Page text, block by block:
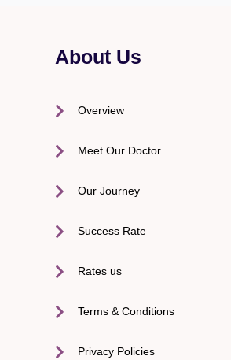
About Us
Overview
Meet Our Doctor
Our Journey
Success Rate
Rates us
Terms & Conditions
Privacy Policies